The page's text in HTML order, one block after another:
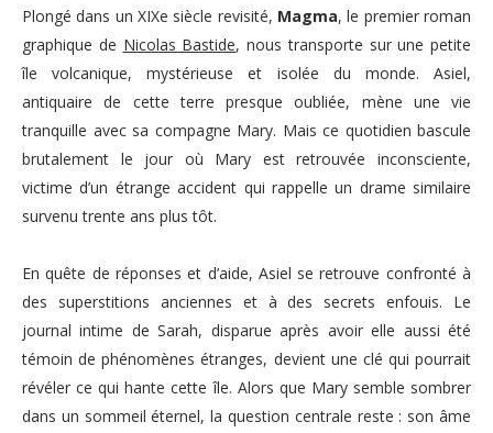
Plongé dans un XIXe siècle revisité, Magma, le premier roman
graphique de Nicolas Bastide, nous transporte sur une petite
île volcanique, mystérieuse et isolée du monde. Asiel,
antiquaire de cette terre presque oubliée, mène une vie
tranquille avec sa compagne Mary. Mais ce quotidien bascule
brutalement le jour où Mary est retrouvée inconsciente,
victime d’un étrange accident qui rappelle un drame similaire
survenu trente ans plus tôt.
En quête de réponses et d’aide, Asiel se retrouve confronté à
des superstitions anciennes et à des secrets enfouis. Le
journal intime de Sarah, disparue après avoir elle aussi été
témoin de phénomènes étranges, devient une clé qui pourrait
révéler ce qui hante cette île. Alors que Mary semble sombrer
dans un sommeil éternel, la question centrale reste : son âme